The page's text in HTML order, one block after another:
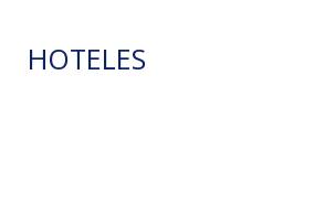
HOTELES